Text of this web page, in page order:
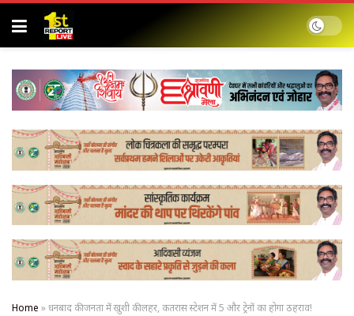
Home »धनबाद की जनता में खुशी की लहर, कतरास स्टेशन में 5 और ट्रेनों का होगा ठहराव!